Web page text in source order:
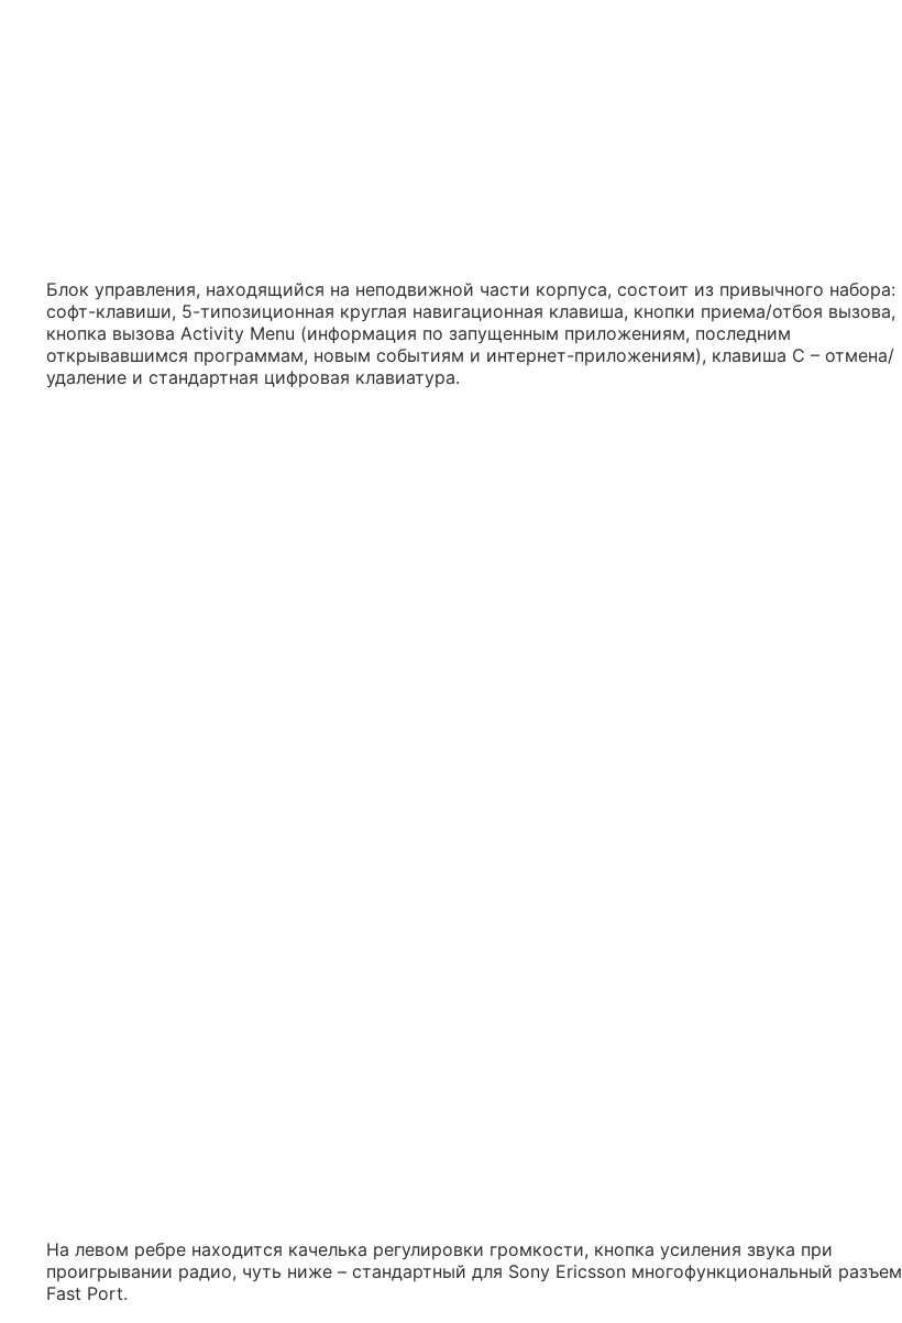
Блок управления, находящийся на неподвижной части корпуса, состоит из привычного набора:
софт-клавиши, 5-типозиционная круглая навигационная клавиша, кнопки приема/отбоя вызова,
кнопка вызова Activity Menu (информация по запущенным приложениям, последним
открывавшимся программам, новым событиям и интернет-приложениям), клавиша С – отмена/
удаление и стандартная цифровая клавиатура.
На левом ребре находится качелька регулировки громкости, кнопка усиления звука при
проигрывании радио, чуть ниже – стандартный для Sony Ericsson многофункциональный разъем
Fast Port.